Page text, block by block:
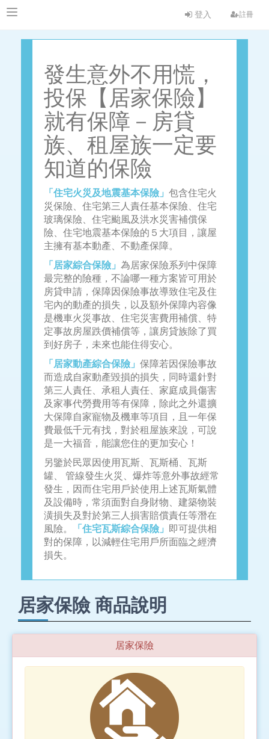
登入 註冊
發生意外不用慌，
投保【居家保險】
就有保障－房貸
族、租屋族一定要
知道的保險
「住宅火災及地震基本保險」 包含住宅火
災保險、住宅第三人責任基本保險、住宅
玻璃保險、住宅颱風及洪水災害補償保
險、住宅地震基本保險的５大項目，讓屋
主擁有基本動產、不動產保障。
「居家綜合保險」 為居家保險系列中保障
最完整的險種，不論哪一種方案皆可用於
房貸申請，保障因保險事故導致住宅及住
宅內的動產的損失，以及額外保障內容像
是機車火災事故、住宅災害費用補償、特
定事故房屋跌價補償等，讓房貸族除了買
到好房子，未來也能住得安心。
「居家動產綜合保險」 保障若因保險事故
而造成自家動產毀損的損失，同時還針對
第三人責任、承租人責任、家庭成員傷害
及家事代勞費用等有保障，除此之外還擴
大保障自家寵物及機車等項目，且一年保
費最低千元有找，對於租屋族來說，可說
是一大福音，能讓您住的更加安心！
另鑒於民眾因使用瓦斯、瓦斯桶、瓦斯
罐、 管線發生火災、爆炸等意外事故經常
發生，因而住宅用戶於使用上述瓦斯氣體
及設備時，常須面對自身財物、建築物裝
潢損失及對於第三人損害賠償責任等潛在
風險。
「住宅瓦斯綜合保險」
即可提供相
對的保障，以減輕住宅用戶所面臨之經濟
損失。
居家保險 商品說明
居家保險